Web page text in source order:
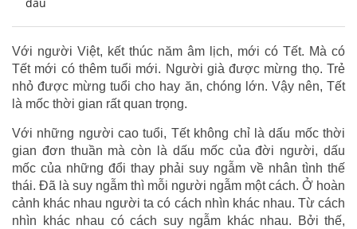
Với người Việt, kết thúc năm âm lịch, mới có Tết. Mà có
Tết mới có thêm tuổi mới. Người già được mừng thọ. Trẻ
nhỏ được mừng tuổi cho hay ăn, chóng lớn. Vậy nên, Tết
là mốc thời gian rất quan trọng.
Với những người cao tuổi, Tết không chỉ là dấu mốc thời
gian đơn thuần mà còn là dấu mốc của đời người, dấu
mốc của những đổi thay phải suy ngẫm về nhân tình thế
thái. Đã là suy ngẫm thì mỗi người ngẫm một cách. Ở hoàn
cảnh khác nhau người ta có cách nhìn khác nhau. Từ cách
nhìn khác nhau có cách suy ngẫm khác nhau. Bởi thế,